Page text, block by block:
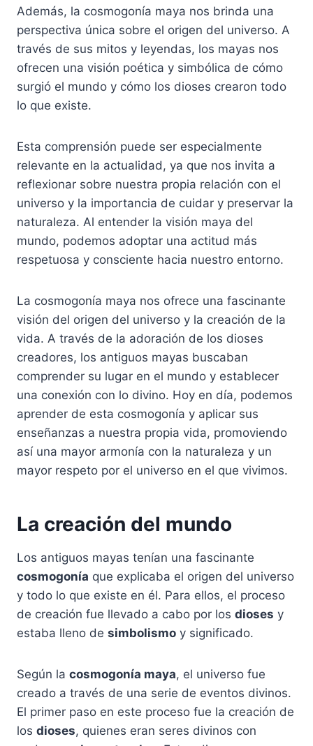
Además, la cosmogonía maya nos brinda una
perspectiva única sobre el origen del universo. A
través de sus mitos y leyendas, los mayas nos
ofrecen una visión poética y simbólica de cómo
surgió el mundo y cómo los dioses crearon todo
lo que existe.
Esta comprensión puede ser especialmente
relevante en la actualidad, ya que nos invita a
reflexionar sobre nuestra propia relación con el
universo y la importancia de cuidar y preservar la
naturaleza. Al entender la visión maya del
mundo, podemos adoptar una actitud más
respetuosa y consciente hacia nuestro entorno.
La cosmogonía maya nos ofrece una fascinante
visión del origen del universo y la creación de la
vida. A través de la adoración de los dioses
creadores, los antiguos mayas buscaban
comprender su lugar en el mundo y establecer
una conexión con lo divino. Hoy en día, podemos
aprender de esta cosmogonía y aplicar sus
enseñanzas a nuestra propia vida, promoviendo
así una mayor armonía con la naturaleza y un
mayor respeto por el universo en el que vivimos.
La creación del mundo
Los antiguos mayas tenían una fascinante
cosmogonía que explicaba el origen del universo
y todo lo que existe en él. Para ellos, el proceso
de creación fue llevado a cabo por los dioses y
estaba lleno de simbolismo y significado.
Según la cosmogonía maya, el universo fue
creado a través de una serie de eventos divinos.
El primer paso en este proceso fue la creación de
los dioses, quienes eran seres divinos con